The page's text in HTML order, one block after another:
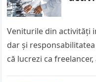
Veniturile din activități
dar și
că lucrezi ca